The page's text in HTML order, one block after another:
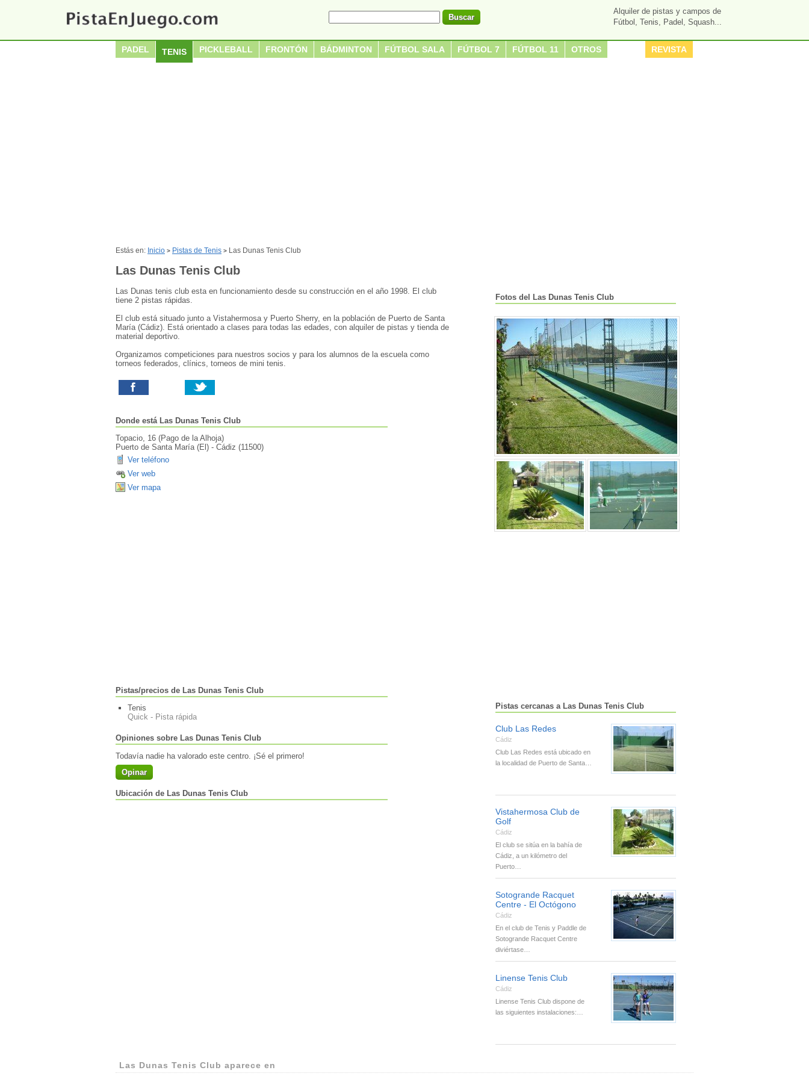
Alquiler de pistas y campos de
Fútbol, Tenis, Padel, Squash...
PADEL TENIS PICKLEBALL FRONTÓN BÁDMINTON FÚTBOL SALA FÚTBOL 7 FÚTBOL 11 OTROS REVISTA
Estás en: Inicio > Pistas de Tenis > Las Dunas Tenis Club
Las Dunas Tenis Club
Las Dunas tenis club esta en funcionamiento desde su construcción en el año 1998. El club
tiene 2 pistas rápidas.
El club está situado junto a Vistahermosa y Puerto Sherry, en la población de Puerto de Santa
María (Cádiz). Está orientado a clases para todas las edades, con alquiler de pistas y tienda de
material deportivo.
Organizamos competiciones para nuestros socios y para los alumnos de la escuela como
torneos federados, clínics, torneos de mini tenis.
Donde está Las Dunas Tenis Club
Topacio, 16 (Pago de la Alhoja)
Puerto de Santa María (El) - Cádiz (11500)
Ver teléfono
Ver web
Ver mapa
Pistas/precios de Las Dunas Tenis Club
Tenis
Quick - Pista rápida
Opiniones sobre Las Dunas Tenis Club
Todavía nadie ha valorado este centro. ¡Sé el primero!
Opinar
Ubicación de Las Dunas Tenis Club
Fotos del Las Dunas Tenis Club
Pistas cercanas a Las Dunas Tenis Club
Club Las Redes
Cádiz
Club Las Redes está ubicado en
la localidad de Puerto de Santa…
Vistahermosa Club de
Golf
Cádiz
El club se sitúa en la bahía de
Cádiz, a un kilómetro del
Puerto…
Sotogrande Racquet
Centre - El Octógono
Cádiz
En el club de Tenis y Paddle de
Sotogrande Racquet Centre
diviértase…
Linense Tenis Club
Cádiz
Linense Tenis Club dispone de
las siguientes instalaciones:…
Las Dunas Tenis Club aparece en